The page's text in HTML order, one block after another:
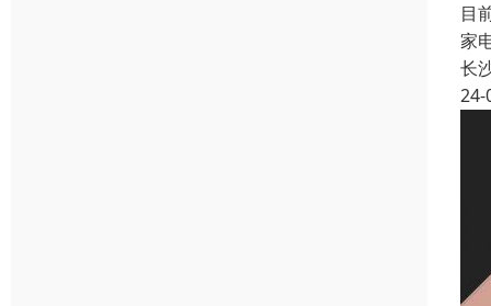
目
家
长
24-